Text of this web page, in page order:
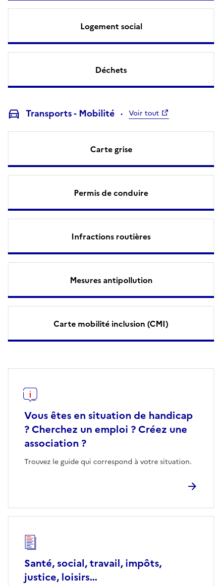
Logement social
Déchets
Transports - Mobilité Voir tout
Carte grise
Permis de conduire
Infractions routières
Mesures antipollution
Carte mobilité inclusion (CMI)
Vous êtes en situation de handicap
? Cherchez un emploi ? Créez une
association ?
Trouvez le guide qui correspond à votre situation.
Santé, social, travail, impôts,
justice, loisirs...